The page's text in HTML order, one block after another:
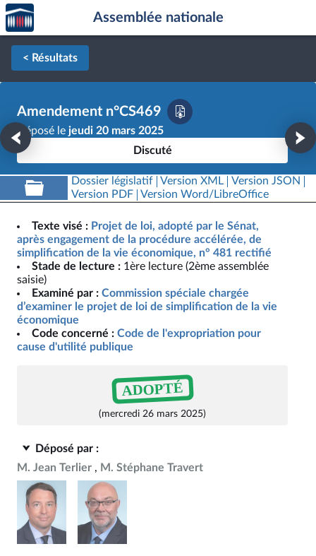
Aller au contenu
Aller en bas de la page
Accèder
à la
page
d'accueil
Assemblée nationale
< Résultats
Amendement n°CS469
Déposé le jeudi 20 mars 2025
Discuté
Dossier législatif Version XML
Version JSON
Version PDF
Version Word/LibreOffice
Texte visé : Projet de loi, adopté par le Sénat,
après engagement de la procédure accélérée, de
simplification de la vie économique, n° 481 rectifié
Stade de lecture : 1ère lecture (2ème assemblée
saisie)
Examiné par : Commission spéciale chargée
d’examiner le projet de loi de simplification de la vie
économique
Code concerné : Code de l'expropriation pour
cause d'utilité publique
ADOPTÉ
(mercredi 26 mars 2025)
Déposé par :
M. Jean Terlier
M. Stéphane Travert